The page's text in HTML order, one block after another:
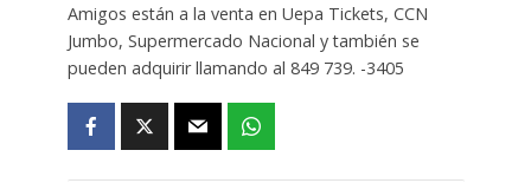
Amigos están a la venta en Uepa Tickets, CCN
Jumbo, Supermercado Nacional y también se
pueden adquirir llamando al 849 739. -3405